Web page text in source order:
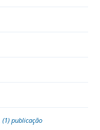
(1) publicação